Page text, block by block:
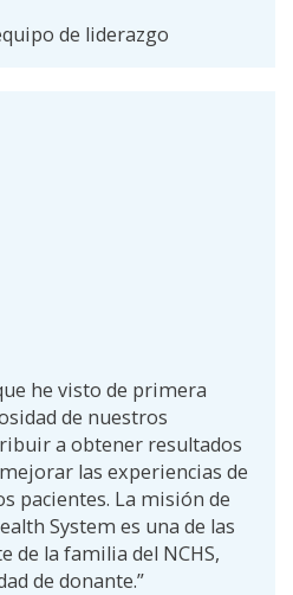
de liderazgo
he visto de primera
de nuestros
a obtener resultados
las experiencias de
pacientes. La misión de
System es una de las
de la familia del NCHS,
de donante.”